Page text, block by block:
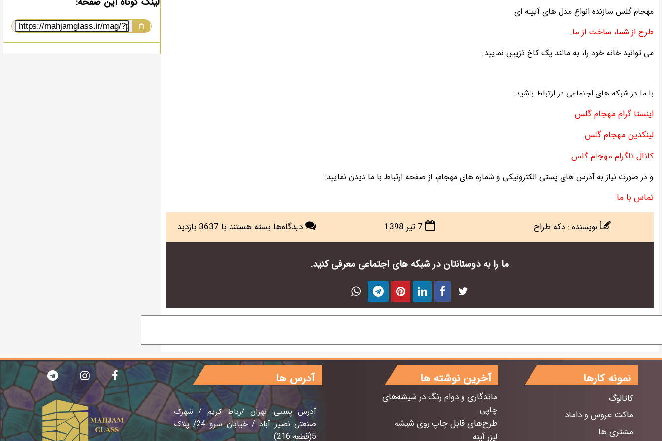
مهجام گلس سازنده انواع مدل های آیینه ای.
طرح از شما، ساخت از ما.
می توانید خانه خود را، به مانند یک کاخ تزیین نمایید.
با ما در شبکه های اجتماعی در ارتباط باشید:
اینستا گرام مهجام گلس
لینکدین مهجام گلس
کانال تلگرام مهجام گلس
و در صورت نیاز به آدرس های پستی الکترونیکی و شماره های مهجام، از صفحه ارتباط با ما دیدن نمایید:
تماس با ما
نویسنده : دکه طراح 7 تیر 1398 دیدگاه‌ها برای
نصب
مربع
بسته هستند با 3637 بازدید
ما را به دوستانتان در شبکه های اجتماعی معرفی کنید.
آخرین نوشته ها
ماندگاری و دوام رنگ در شیشه‌های
چاپی
طرح‌های قابل چاپ روی شیشه
لیزر آینه
نمونه کارها
کاتالوگ
ماکت عروس و داماد
مشتری ها
آدرس ها
آدرس پستی: تهران /رباط کریم / شهرک
صنعتی نصیر آباد / خیابان سرو 24/ پلاک
5(قطعه 216)